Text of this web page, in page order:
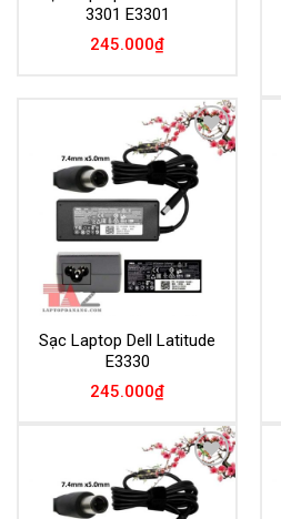
3301 E3301
245.000₫
Add to
Wishlist
Sạc Laptop Dell Latitude
E3330
245.000₫
Add to
Wishlist